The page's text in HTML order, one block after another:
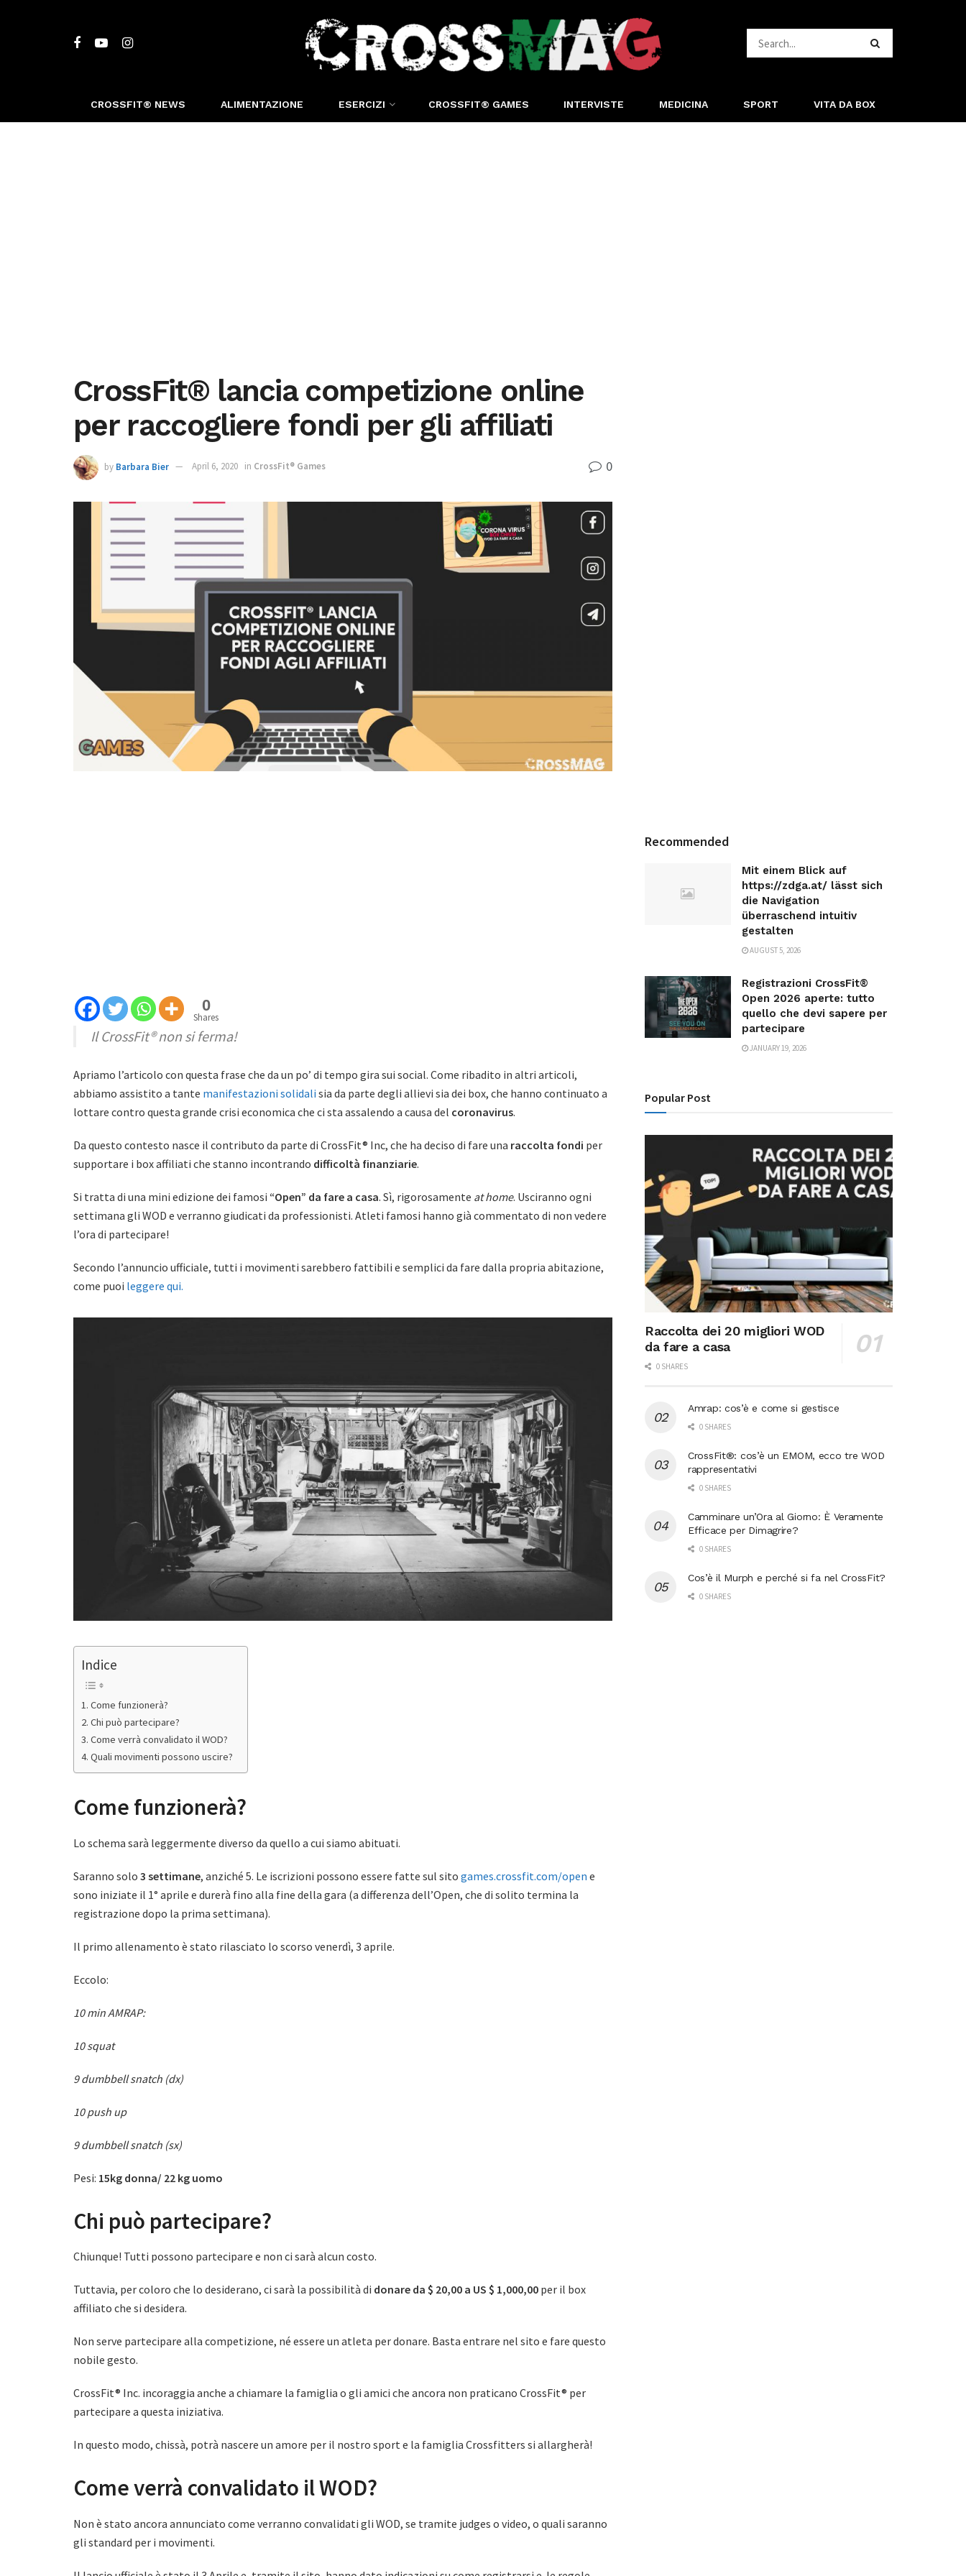
CROSSFIT® NEWS ALIMENTAZIONE ESERCIZI CROSSFIT® GAMES INTERVISTE MEDICINA SPORT VITA DA BOX
CrossFit® lancia competizione online
per raccogliere fondi per gli affiliati
by Barbara Bier April 6, 2020 in CrossFit® Games 0
0
Shares
Il CrossFit® non si ferma!
Apriamo l’articolo con questa frase che da un po’ di tempo gira sui social. Come ribadito in altri articoli,
abbiamo assistito a tante manifestazioni solidali sia da parte degli allievi sia dei box, che hanno continuato a
lottare contro questa grande crisi economica che ci sta assalendo a causa del coronavirus.
Da questo contesto nasce il contributo da parte di CrossFit® Inc, che ha deciso di fare una raccolta fondi per
supportare i box affiliati che stanno incontrando difficoltà finanziarie.
Si tratta di una mini edizione dei famosi “Open” da fare a casa. Sì, rigorosamente at home. Usciranno ogni
settimana gli WOD e verranno giudicati da professionisti. Atleti famosi hanno già commentato di non vedere
l’ora di partecipare!
Secondo l’annuncio ufficiale, tutti i movimenti sarebbero fattibili e semplici da fare dalla propria abitazione,
come puoi leggere qui.
Indice
Come funzionerà?
Chi può partecipare?
Come verrà convalidato il WOD?
Quali movimenti possono uscire?
Come funzionerà?
Lo schema sarà leggermente diverso da quello a cui siamo abituati.
Saranno solo 3 settimane, anziché 5. Le iscrizioni possono essere fatte sul sito games.crossfit.com/open e
sono iniziate il 1° aprile e durerà fino alla fine della gara (a differenza dell’Open, che di solito termina la
registrazione dopo la prima settimana).
Il primo allenamento è stato rilasciato lo scorso venerdì, 3 aprile.
Eccolo:
10 min AMRAP:
10 squat
9 dumbbell snatch (dx)
10 push up
9 dumbbell snatch (sx)
Pesi: 15kg donna/ 22 kg uomo
Chi può partecipare?
Chiunque! Tutti possono partecipare e non ci sarà alcun costo.
Tuttavia, per coloro che lo desiderano, ci sarà la possibilità di donare da $ 20,00 a US $ 1,000,00 per il box
affiliato che si desidera.
Non serve partecipare alla competizione, né essere un atleta per donare. Basta entrare nel sito e fare questo
nobile gesto.
CrossFit® Inc. incoraggia anche a chiamare la famiglia o gli amici che ancora non praticano CrossFit® per
partecipare a questa iniziativa.
In questo modo, chissà, potrà nascere un amore per il nostro sport e la famiglia Crossfitters si allargherà!
Come verrà convalidato il WOD?
Non è stato ancora annunciato come verranno convalidati gli WOD, se tramite judges o video, o quali saranno
gli standard per i movimenti.
Recommended
Mit einem Blick auf
https://zdga.at/ lässt sich
die Navigation
überraschend intuitiv
gestalten
AUGUST 5, 2026
Registrazioni CrossFit®
Open 2026 aperte: tutto
quello che devi sapere per
partecipare
JANUARY 19, 2026
Popular Post
Raccolta dei 20 migliori WOD
da fare a casa
0 SHARES
Amrap: cos’è e come si gestisce
0 SHARES
CrossFit®: cos’è un EMOM, ecco tre WOD
rappresentativi
0 SHARES
Camminare un’Ora al Giorno: È Veramente
Efficace per Dimagrire?
0 SHARES
Cos’è il Murph e perché si fa nel CrossFit?
0 SHARES